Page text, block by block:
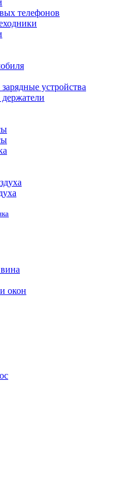
телефонов
устройства
окон